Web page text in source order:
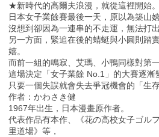
★新時代的高爾夫浪漫，就從這裡開始。
日本女子業餘賽最後一天，原以為築山
沒想到卻因為一連串的不走運，無法打出
另一方面，緊追在後的蜻蜓與小圓則踏
嬉。
而前一組的鳴寂、艾瑪、小鴨同樣對第
這場決定「女子業餘 No.1」的大賽逐漸
只要一個失誤就會失去爭冠機會的「
作者：かわさき健
1967年出生，日本漫畫原作者。
代表作品有本作、《花の高校女子ゴル
里道場》等，